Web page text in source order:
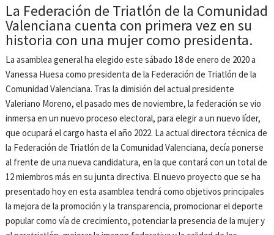
La Federación de Triatlón de la Comunidad
Valenciana cuenta con primera vez en su
historia con una mujer como presidenta.
La asamblea general ha elegido este sábado 18 de enero de 2020 a
Vanessa Huesa como presidenta de la Federación de Triatlón de la
Comunidad Valenciana. Tras la dimisión del actual presidente
Valeriano Moreno, el pasado mes de noviembre, la federación se vio
inmersa en un nuevo proceso electoral, para elegir a un nuevo líder,
que ocupará el cargo hasta el año 2022. La actual directora técnica de
la Federación de Triatlón de la Comunidad Valenciana, decía ponerse
al frente de una nueva candidatura, en la que contará con un total de
12 miembros más en su junta directiva. El nuevo proyecto que se ha
presentado hoy en esta asamblea tendrá como objetivos principales
la mejora de la promoción y la transparencia, promocionar el deporte
popular como vía de crecimiento, potenciar la presencia de la mujer y